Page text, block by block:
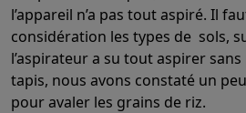
Voici pourquoi choisir Krëfel
Installation à domicile
Installation
Modes de paiement Gift card
Service clientRéparation de votre
Gros électro & encastrableTrouvez
l’appareil n’a pas tout aspiré. Il
considération les types de sols,
l’aspirateur a su tout aspirer
tapis, nous avons constaté un
pour avaler les grains de riz.